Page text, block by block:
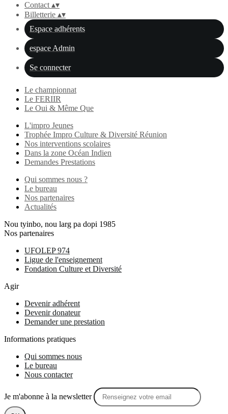
Contact ▴▾
Billetterie ▴▾
Espace adhérents
espace Admin
Se connecter
Le championnat
Le FERIIR
Le Oui & Même Que
L'impro Jeunes
Trophée Impro Culture & Diversité Réunion
Nos interventions scolaires
Dans la zone Océan Indien
Demandes Prestations
Qui sommes nous ?
Le bureau
Nos partenaires
Actualités
Nou tyinbo, nou larg pa dopi 1985
Nos partenaires
UFOLEP 974
Ligue de l'enseignement
Fondation Culture et Diversité
Agir
Devenir adhérent
Devenir donateur
Demander une prestation
Informations pratiques
Qui sommes nous
Le bureau
Nous contacter
Je m'abonne à la newsletter